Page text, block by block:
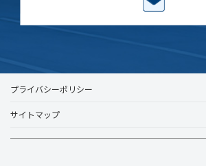
プライバシーポリシー
サイトマップ